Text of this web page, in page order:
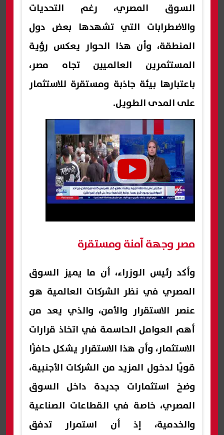
السوق المصري، رغم التحديات
والاضطرابات التي تشهدها بعض دول
المنطقة، وأن هذا الحوار يعكس رؤية
المستثمرين العالميين تجاه مصر،
باعتبارها بيئة جاذبة ومستقرة للاستثمار
على المدى الطويل.
مصر وجهة آمنة ومستقرة
وأكد رئيس الوزراء، أن ما يميز السوق
المصري في نظر الشركات العالمية هو
عنصر الاستقرار والأمن، والذي يعد من
أهم العوامل الحاسمة في اتخاذ قرارات
الاستثمار، وأن هذا الاستقرار يشكل حافزًا
قويًا لدخول المزيد من الشركات الأجنبية،
وضخ استثمارات جديدة داخل السوق
المصري، خاصة في القطاعات الصناعية
والخدمية، إذ أن استمرار تدفق